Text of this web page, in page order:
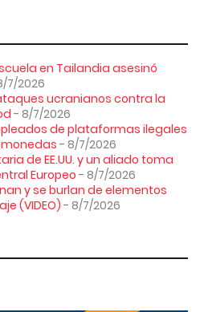
en Tailandia asesinó
7/2026
ucranianos contra la
- 8/7/2026
de plataformas ilegales
- 8/7/2026
de EE.UU. y un aliado toma
Europeo - 8/7/2026
y se burlan de elementos
(VIDEO) - 8/7/2026